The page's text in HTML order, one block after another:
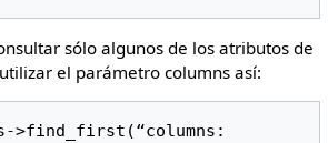
sólo algunos de los atributos de
el parámetro columns así:
>find_first(“columns: